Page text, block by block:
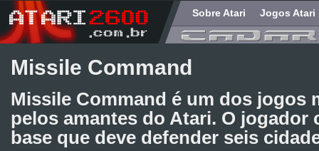
Sobre Atari Jogos Atari
Missile Command
Missile Command é um dos jogos
pelos amantes do Atari. O jogador
base que deve defender seis